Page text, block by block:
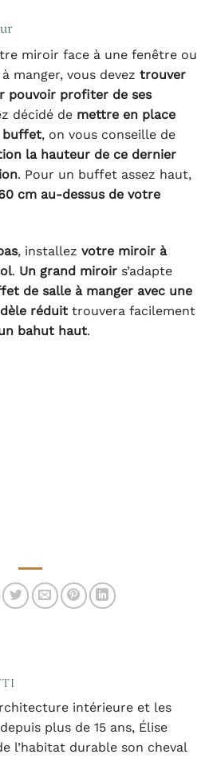
miroir face à une fenêtre ou
manger, vous devez trouver
pouvoir profiter de ses
décidé de mettre en place
buffet, on vous conseille de
la hauteur de ce dernier
. Pour un buffet assez haut,
cm au-dessus de votre
, installez votre miroir à
. Un grand miroir s’adapte
de salle à manger avec une
réduit trouvera facilement
bahut haut.
intérieure et les
plus de 15 ans, Élise
l’habitat durable son cheval